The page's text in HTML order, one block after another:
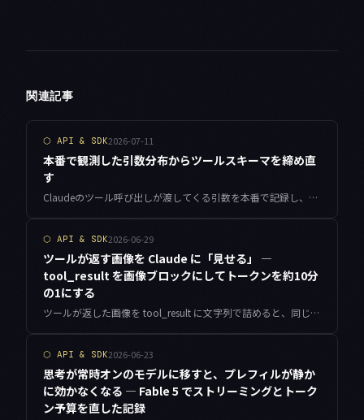
関連記事
⬡ API & SDK2026-07-11
本番で観測した引数分布からツールスキーマを締め直
す
Claudeのツール呼び出しが渡してくる引数を本番で記録し、その分布からJSON Schemaにenumやpatternを足して締め直す運用手法を、計測コードと実測値つきで整理しました。
⬡ API & SDK2026-06-29
ツールが返す画像を Claude に「見せる」 —
tool_result を画像ブロックにしてトークンを約10分
の1にする
ツールが返した画像を tool_result に文字列で詰めると、同じ画像が約10〜20倍のトークンを消費します。image コンテンツブロックとして返す正しい組み立て方と、SDK 実装・コスト見積もり・落とし穴を実コードでまとめました。
⬡ API & SDK2026-06-23
思考が常時オンのモデルに移すと、プレフィルが静か
に効かなくなる — Fable 5 でストリーミングとトーク
ン予算を直した記録